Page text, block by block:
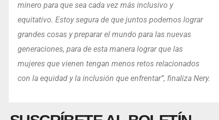
minero para que sea cada vez más inclusivo y
equitativo. Estoy segura de que juntos podemos lograr
grandes cosas y preparar el mundo para las nuevas
generaciones, para de esta manera lograr que las
mujeres que vienen tengan menos retos relacionados
con la equidad y la inclusión que enfrentar”, finaliza Nery.